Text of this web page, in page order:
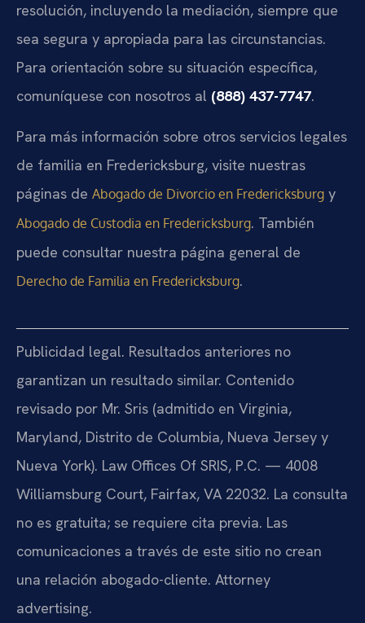
resolución, incluyendo la mediación, siempre que
sea segura y apropiada para las circunstancias.
Para orientación sobre su situación específica,
comuníquese con nosotros al (888) 437-7747.
Para más información sobre otros servicios legales
de familia en Fredericksburg, visite nuestras
páginas de Abogado de Divorcio en Fredericksburg y
Abogado de Custodia en Fredericksburg. También
puede consultar nuestra página general de
Derecho de Familia en Fredericksburg.
Publicidad legal. Resultados anteriores no
garantizan un resultado similar. Contenido
revisado por Mr. Sris (admitido en Virginia,
Maryland, Distrito de Columbia, Nueva Jersey y
Nueva York). Law Offices Of SRIS, P.C. — 4008
Williamsburg Court, Fairfax, VA 22032. La consulta
no es gratuita; se requiere cita previa. Las
comunicaciones a través de este sitio no crean
una relación abogado-cliente. Attorney
advertising.